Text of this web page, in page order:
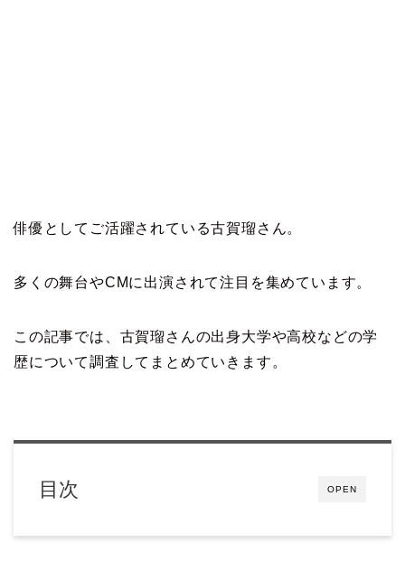
俳優としてご活躍されている古賀瑠さん。
多くの舞台やCMに出演されて注目を集めています。
この記事では、古賀瑠さんの出身大学や高校などの学
歴について調査してまとめていきます。
OPEN
目次